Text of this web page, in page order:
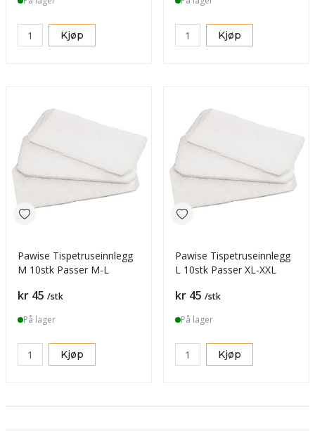
Kjøp Kjøp
Pawise Tispetruseinnlegg
M 10stk Passer M-L
Pris
kr 45 /stk
På lager
Kjøp
Pawise Tispetruseinnlegg
L 10stk Passer XL-XXL
Pris
kr 45 /stk
På lager
Kjøp